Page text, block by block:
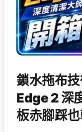
鎖水拖布
Edge 2 深
板赤腳踩